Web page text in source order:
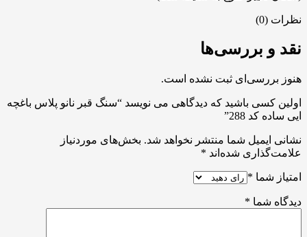
نظرات (0)
نقد و بررسی‌ها
هنوز بررسی‌ای ثبت نشده است.
اولین کسی باشید که دیدگاهی می نویسد “سنگ قبر نانو پلاس باغچه
ایی ساده کد 288”
نشانی ایمیل شما منتشر نخواهد شد. بخش‌های موردنیاز
علامت‌گذاری شده‌اند *
امتیاز شما *
دیدگاه شما *